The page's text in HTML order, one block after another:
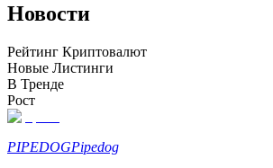
Анализ больших данных, включая
и т. д.
Новости
Рейтинг Криптовалют
Новые Листинги
В Тренде
Рост
PIPEDOGPipedog